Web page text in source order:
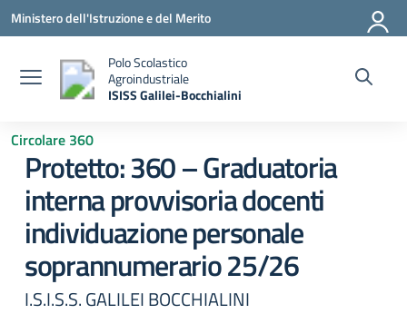
Vai ai contenuti
Vai al menu di navigazione
Vai al footer
Ministero dell'Istruzione e del Merito
Polo Scolastico
Agroindustriale
ISISS Galilei-Bocchialini
Circolare 360
Protetto: 360 – Graduatoria
interna provvisoria docenti
individuazione personale
soprannumerario 25/26
I.S.I.S.S. GALILEI BOCCHIALINI